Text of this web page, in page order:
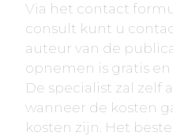
Via het contact
consult kunt u
auteur van de
opnemen is gratis
De specialist zal zelf
wanneer de kosten
kosten zijn. Het